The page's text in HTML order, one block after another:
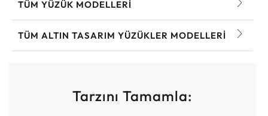
TÜM YÜZÜK MODELLERI
TÜM ALTIN TASARIM YÜZÜKLER MODELLERI
Tarzını Tamamla: